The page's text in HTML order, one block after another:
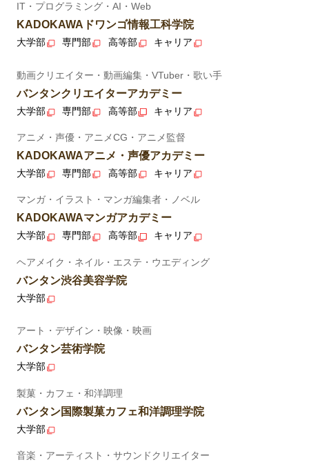
IT・プログラミング・AI・Web
KADOKAWAドワンゴ情報工科学院
大学部 専門部 高等部 キャリア
動画クリエイター・動画編集・VTuber・歌い手
バンタンクリエイターアカデミー
大学部 専門部 高等部 キャリア
アニメ・声優・アニメCG・アニメ監督
KADOKAWAアニメ・声優アカデミー
大学部 専門部 高等部 キャリア
マンガ・イラスト・マンガ編集者・ノベル
KADOKAWAマンガアカデミー
大学部 専門部 高等部 キャリア
ヘアメイク・ネイル・エステ・ウエディング
バンタン渋谷美容学院
大学部
アート・デザイン・映像・映画
バンタン芸術学院
大学部
製菓・カフェ・和洋調理
バンタン国際製菓カフェ和洋調理学院
大学部
音楽・アーティスト・サウンドクリエイター